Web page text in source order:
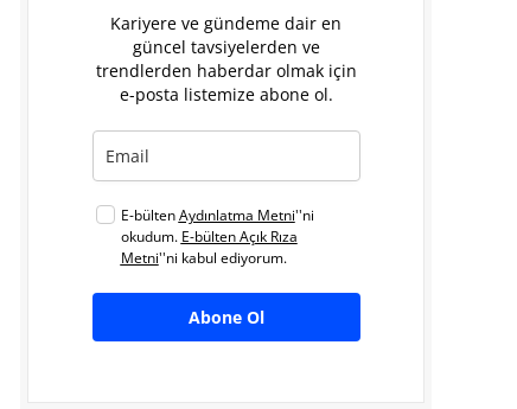
Kariyere ve gündeme dair en
güncel tavsiyelerden ve
trendlerden haberdar olmak için
e-posta listemize abone ol.
E-bültenAydınlatma Metni''ni
okudum. E-bülten Açık Rıza
Metni''ni kabul ediyorum.
Abone Ol